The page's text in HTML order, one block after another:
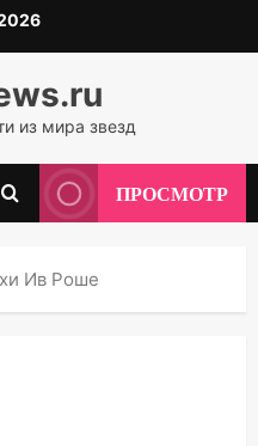
из мира звезд
ПРОСМОТР
Ив Роше